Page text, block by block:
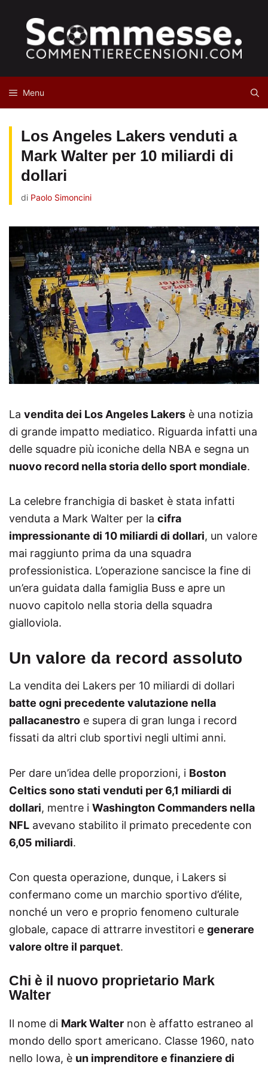
contenuto
Menu
Los Angeles Lakers venduti a
Mark Walter per 10 miliardi di
dollari
di Paolo Simoncini
La vendita dei Los Angeles Lakers è una notizia
di grande impatto mediatico. Riguarda infatti una
delle squadre più iconiche della NBA e segna un
nuovo record nella storia dello sport mondiale.
La celebre franchigia di basket è stata infatti
venduta a Mark Walter per la cifra
impressionante di 10 miliardi di dollari, un valore
mai raggiunto prima da una squadra
professionistica. L’operazione sancisce la fine di
un’era guidata dalla famiglia Buss e apre un
nuovo capitolo nella storia della squadra
gialloviola.
Un valore da record assoluto
La vendita dei Lakers per 10 miliardi di dollari
batte ogni precedente valutazione nella
pallacanestro e supera di gran lunga i record
fissati da altri club sportivi negli ultimi anni.
Per dare un’idea delle proporzioni, i Boston
Celtics sono stati venduti per 6,1 miliardi di
dollari, mentre i Washington Commanders nella
NFL avevano stabilito il primato precedente con
6,05 miliardi.
Con questa operazione, dunque, i Lakers si
confermano come un marchio sportivo d’élite,
nonché un vero e proprio fenomeno culturale
globale, capace di attrarre investitori e generare
valore oltre il parquet.
Chi è il nuovo proprietario Mark
Walter
Il nome di Mark Walter non è affatto estraneo al
mondo dello sport americano. Classe 1960, nato
nello Iowa, è un imprenditore e finanziere di